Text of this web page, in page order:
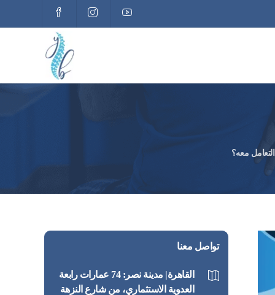
معه؟
تواصل معنا
القاهرة| مدينة نصر: 74 عمارات رابعة
العدوية الاستثماري، من شارع النزهة